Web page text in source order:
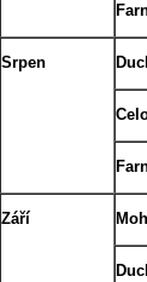
Srpen
Září